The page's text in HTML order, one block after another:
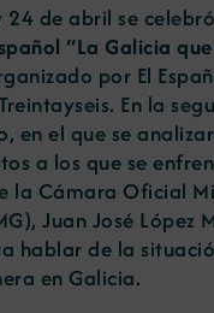
24 de abril se
“La Galicia
por El
En la
en el que se
a los que se
la Cámara Oficial
Juan José López
hablar de la
en Galicia.